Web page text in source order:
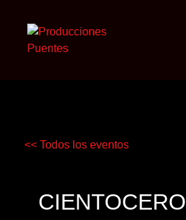
<< Todos los eventos
CIENTOCERO